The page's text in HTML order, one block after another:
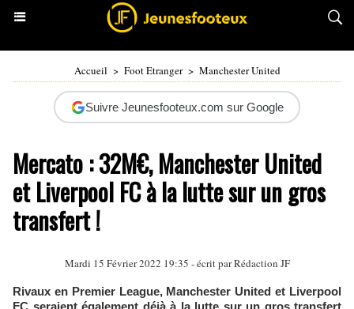
Accueil > Foot Etranger > Manchester United
Suivre Jeunesfooteux.com sur Google
Mercato : 32M€, Manchester United
et Liverpool FC à la lutte sur un gros
transfert !
Mardi 15 Février 2022 19:35 - écrit par Rédaction JF
Rivaux en Premier League, Manchester United et Liverpool
FC seraient également déjà à la lutte sur un gros transfert